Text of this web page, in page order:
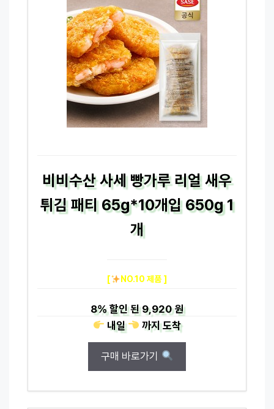
비비수산 사세 빵가루 리얼 새우
튀김 패티 65g*10개입 650g 1
개
[ NO.10 제품 ]
8%할인 된9,920 원
내일
까지도착
구매 바로가기